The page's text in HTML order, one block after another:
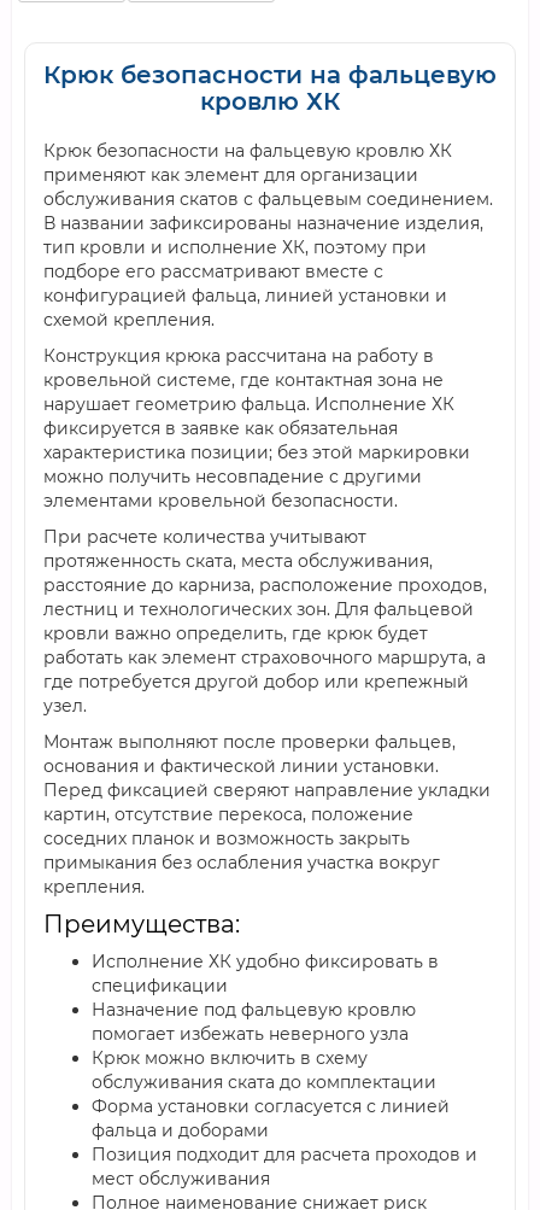
Крюк безопасности на фальцевую
кровлю ХК
Крюк безопасности на фальцевую кровлю ХК
применяют как элемент для организации
обслуживания скатов с фальцевым соединением.
В названии зафиксированы назначение изделия,
тип кровли и исполнение ХК, поэтому при
подборе его рассматривают вместе с
конфигурацией фальца, линией установки и
схемой крепления.
Конструкция крюка рассчитана на работу в
кровельной системе, где контактная зона не
нарушает геометрию фальца. Исполнение ХК
фиксируется в заявке как обязательная
характеристика позиции; без этой маркировки
можно получить несовпадение с другими
элементами кровельной безопасности.
При расчете количества учитывают
протяженность ската, места обслуживания,
расстояние до карниза, расположение проходов,
лестниц и технологических зон. Для фальцевой
кровли важно определить, где крюк будет
работать как элемент страховочного маршрута, а
где потребуется другой добор или крепежный
узел.
Монтаж выполняют после проверки фальцев,
основания и фактической линии установки.
Перед фиксацией сверяют направление укладки
картин, отсутствие перекоса, положение
соседних планок и возможность закрыть
примыкания без ослабления участка вокруг
крепления.
Преимущества:
Исполнение ХК удобно фиксировать в
спецификации
Назначение под фальцевую кровлю
помогает избежать неверного узла
Крюк можно включить в схему
обслуживания ската до комплектации
Форма установки согласуется с линией
фальца и доборами
Позиция подходит для расчета проходов и
мест обслуживания
Полное наименование снижает риск